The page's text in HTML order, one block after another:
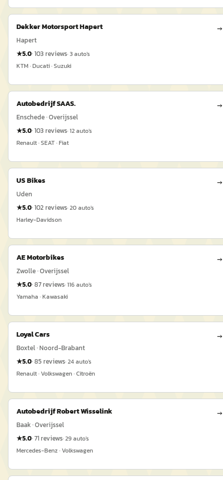
Dekker Motorsport Hapert →
Hapert
★5.0·103 reviews·3auto's
KTM · Ducati · Suzuki
Autobedrijf SAAS. →
Enschede · Overijssel
★5.0·103 reviews·12auto's
Renault · SEAT · Fiat
US Bikes →
Uden
★5.0·102 reviews·20auto's
Harley-Davidson
AE Motorbikes →
Zwolle · Overijssel
★5.0·87reviews·116auto's
Yamaha · Kawasaki
Loyal Cars →
Boxtel · Noord-Brabant
★5.0·85 reviews·24auto's
Renault · Volkswagen · Citroën
Autobedrijf Robert Wisselink →
Baak · Overijssel
★5.0·71reviews·29auto's
Mercedes-Benz · Volkswagen